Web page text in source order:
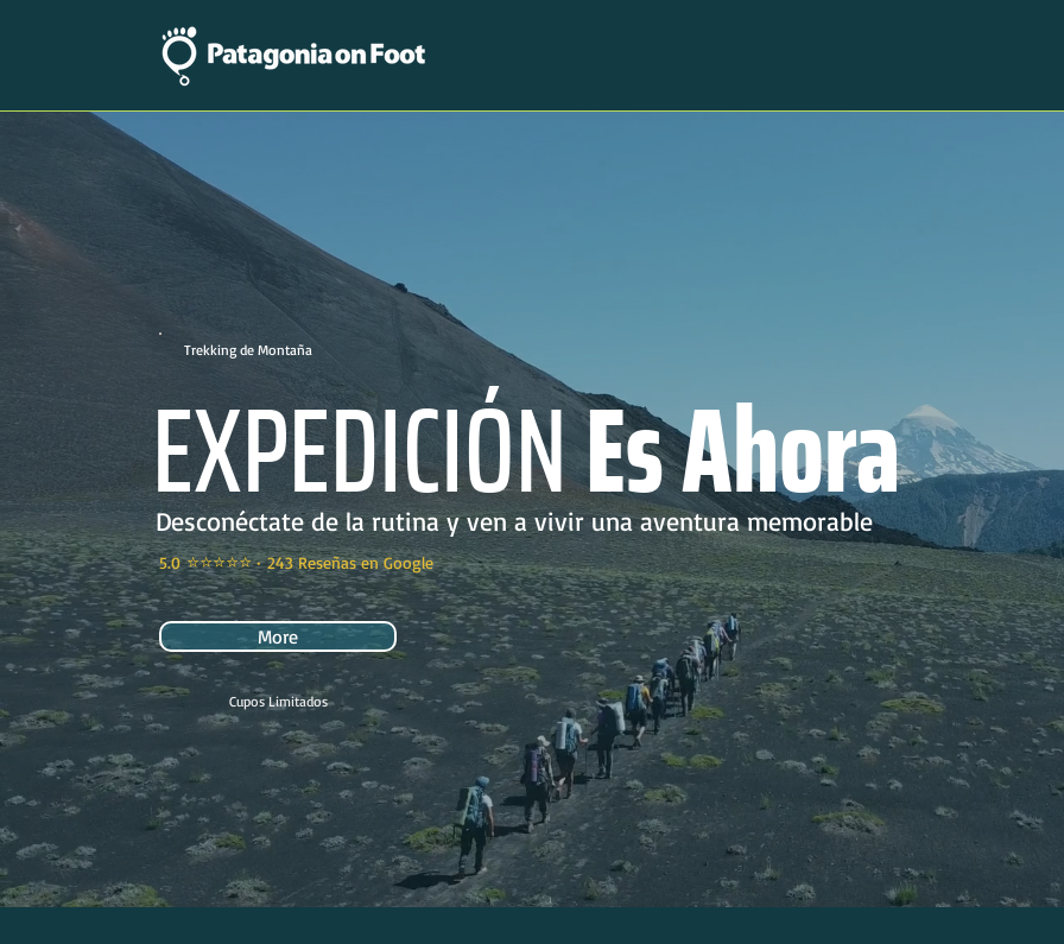
Trekking de Montaña
EXPEDICIÓNEs Ahora
Desconéctate de la rutina y ven a vivir una aventura memorable
5.0⭐⭐⭐⭐⭐·243 Reseñas en Google
More
Cupos Limitados